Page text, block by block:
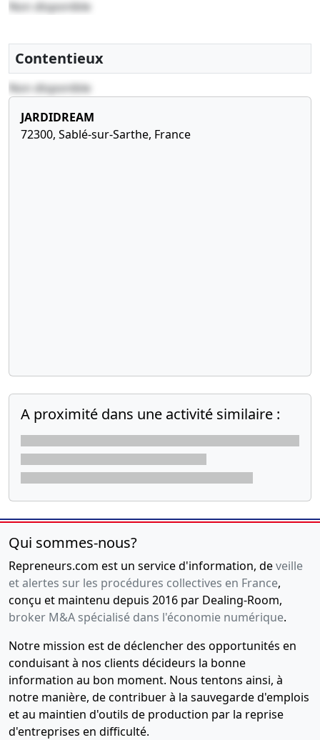
Non disponible
Contentieux
Non disponible
JARDIDREAM
72300, Sablé-sur-Sarthe, France
A proximité dans une activité similaire :
Qui sommes-nous?
Repreneurs.com est un service d'information, deveille
et alertes sur les procédures collectives en France,
conçu et maintenu depuis 2016 par Dealing-Room,
broker M&A spécialisé dans l'économie numérique.
Notre mission est de déclencher des opportunités en
conduisant à nos clients décideurs la bonne
information au bon moment. Nous tentons ainsi, à
notre manière, de contribuer à la sauvegarde d'emplois
et au maintien d'outils de production par la reprise
d'entreprises en difficulté.